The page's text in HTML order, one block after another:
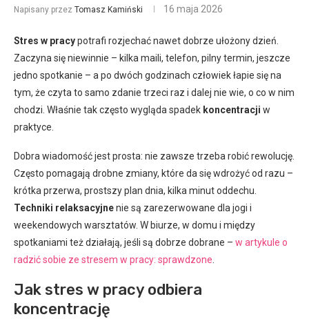
Napisany przez Tomasz Kamiński 16 maja 2026
Stres w pracypotrafi rozjechać nawet dobrze ułożony dzień.
Zaczyna się niewinnie – kilka maili, telefon, pilny termin, jeszcze
jedno spotkanie – a po dwóch godzinach człowiek łapie się na
tym, że czyta to samo zdanie trzeci raz i dalej nie wie, o co w nim
chodzi. Właśnie tak często wygląda spadek koncentracji w
praktyce.
Dobra wiadomość jest prosta: nie zawsze trzeba robić rewolucję.
Często pomagają drobne zmiany, które da się wdrożyć od razu –
krótka przerwa, prostszy plan dnia, kilka minut oddechu.
Techniki relaksacyjnenie są zarezerwowane dla jogi i
weekendowych warsztatów. W biurze, w domu i między
spotkaniami też działają, jeśli są dobrze dobrane – w artykule o
radzić sobie ze stresem w pracy: sprawdzone
Jak stres w pracy odbiera
koncentrację